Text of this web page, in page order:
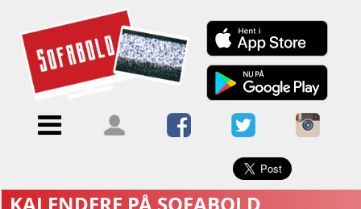
Menu
ForsideKalendere
Blogs
Om
Sofabold
Kontaktbruger
×